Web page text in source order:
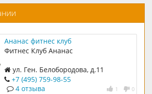
Ананас фитнес клуб
Фитнес Клуб Ананас
ул. Ген. Белобородова, д.11
+7 (495) 759-98-55
1 0
4 отзыва